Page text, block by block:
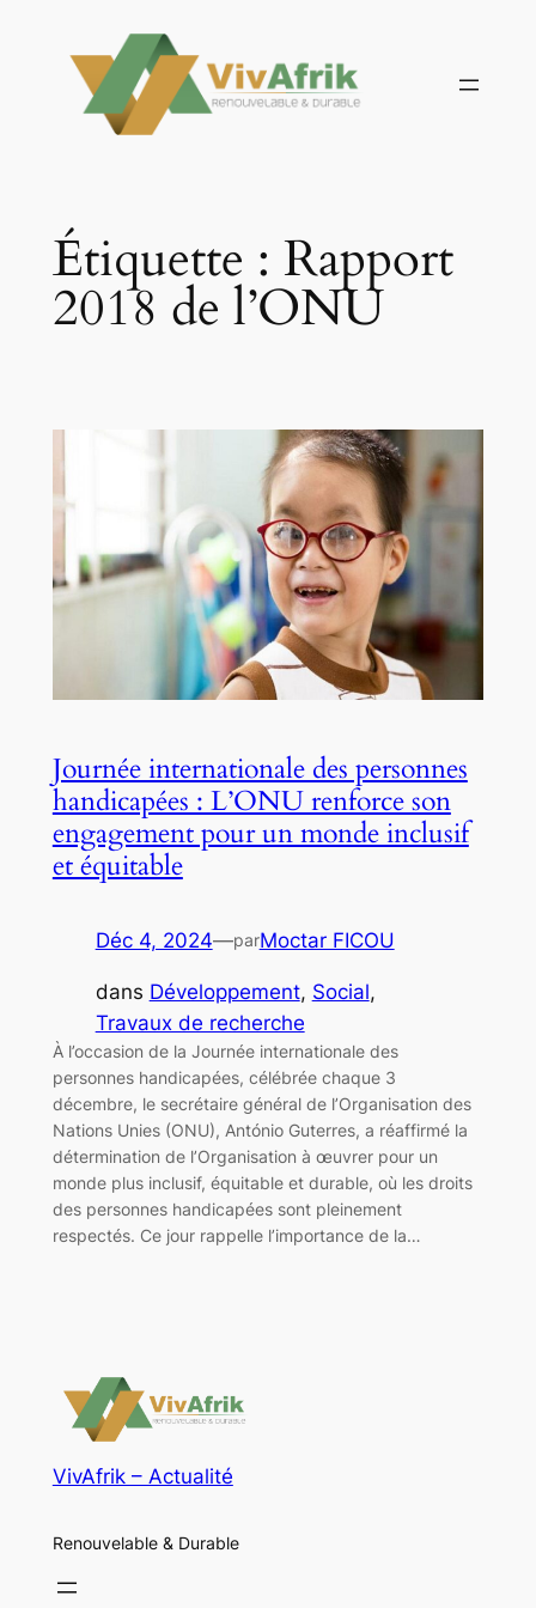
contenu
Étiquette : Rapport
2018 de l’ONU
Journée internationale des personnes
handicapées : L’ONU renforce son
engagement pour un monde inclusif
et équitable
Déc 4, 2024—parMoctar FICOU
dans Développement, Social
Travaux de recherche
À l’occasion de la Journée internationale des
personnes handicapées, célébrée chaque 3
décembre, le secrétaire général de l’Organisation des
Nations Unies (ONU), António Guterres, a réaffirmé la
détermination de l’Organisation à œuvrer pour un
monde plus inclusif, équitable et durable, où les droits
des personnes handicapées sont pleinement
respectés. Ce jour rappelle l’importance de la…
VivAfrik – Actualité
Renouvelable & Durable